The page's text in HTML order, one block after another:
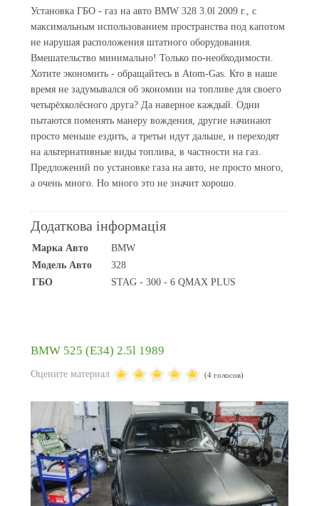
Установка ГБО - газ на авто BMW 328 3.0l 2009 г., с
максимальным использованием пространства под капотом
не нарушая расположения штатного оборудования.
Вмешательство минимально! Только по-необходимости.
Хотите экономить - обращайтесь в Atom-Gas. Кто в наше
время не задумывался об экономии на топливе для своего
четырёхколёсного друга? Да наверное каждый. Одни
пытаются поменять манеру вождения, другие начинают
просто меньше ездить, а третьи идут дальше, и переходят
на альтернативные виды топлива, в частности на газ.
Предложений по установке газа на авто, не просто много,
а очень много. Но много это не значит хорошо.
Додаткова інформація
Марка Авто
BMW
Модель Авто
328
ГБО
STAG - 300 - 6 QMAX PLUS
BMW 525 (E34) 2.5l 1989
Оцените материал (4 голосов)